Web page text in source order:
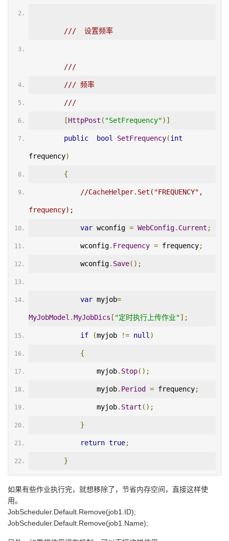
///  设置频率
///
/// 频率
///
[HttpPost ( "SetFrequency")]
public bool SetFrequency(int
frequency)
{
//CacheHelper.Set("FREQUENCY",
frequency);
var wconfig = WebConfig. Current ;
            wconfig
. Frequency = frequency;
            wconfig
. Save();
var myjob=
MyJobModel .MyJobDics [ "定时执行上传作业"];
if (myjob != null )
{
                myjob
. Stop();
                myjob
. Period = frequency;
                myjob
. Start ();
}
return true;
}
如果有些作业执行完，就想移除了，节省内存空间，直接这样使
用。
JobScheduler.Default.Remove(job1.ID);
JobScheduler.Default.Remove(job1.Name);